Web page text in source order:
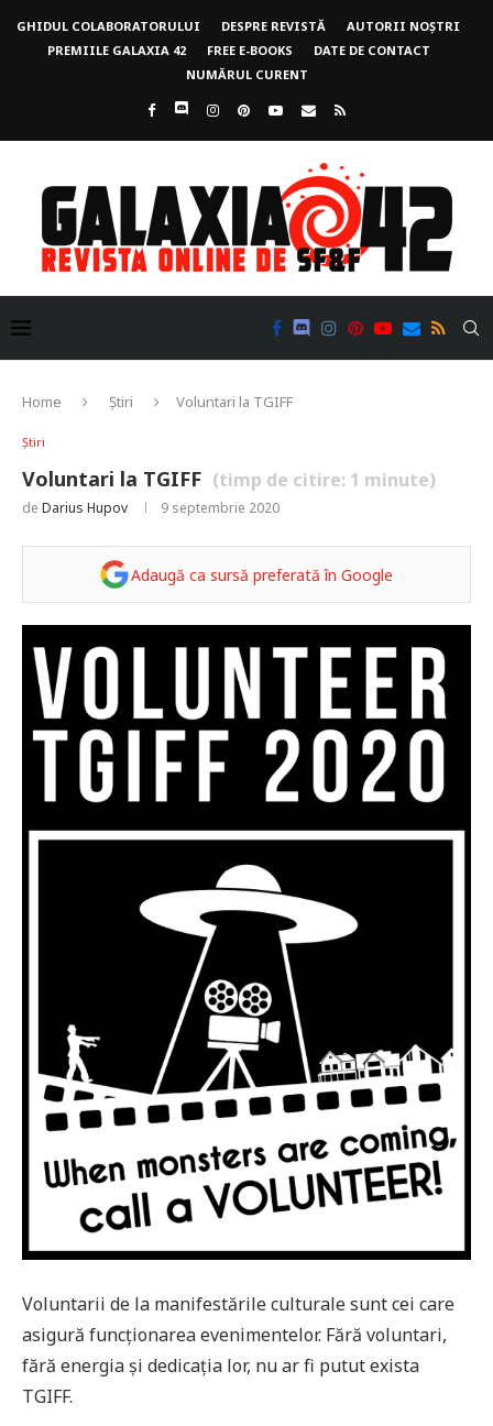
GHIDUL COLABORATORULUI DESPRE REVISTĂ
AUTORII NOȘTRI
PREMIILE GALAXIA 42
FREE E-BOOKS
DATE DE CONTACT
NUMĂRUL CURENT
Home Știri Voluntari la TGIFF
Știri
Voluntari la TGIFF (timp de citire: 1 minute)
de Darius Hupov 9 septembrie 2020
Adaugă ca sursă preferată în Google
Voluntarii de la manifestările culturale sunt cei care
asigură funcționarea evenimentelor. Fără voluntari,
fără energia și dedicația lor, nu ar fi putut exista
TGIFF.